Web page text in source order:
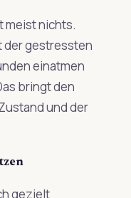
meist nichts.
der gestressten
einatmen
bringt den
und der
gezielt